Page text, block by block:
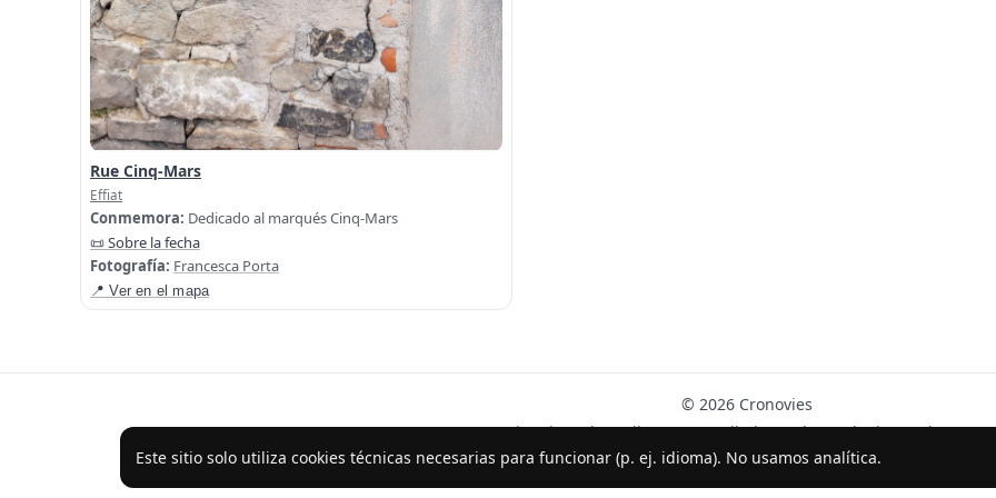
Este sitio solo utiliza cookies técnicas necesarias para funcionar (p. ej. idioma). No usamos analítica.
Rue Cinq-Mars
Effiat
Conmemora: Dedicado al marqués Cinq-Mars
📜 Sobre la fecha
Fotografía: Francesca Porta
📍 Ver en el mapa
© 2026 Cronovies
Historia en las calles · Desarrollado con la ayuda de IA (ChatGPT).
Síguenos en Instagram